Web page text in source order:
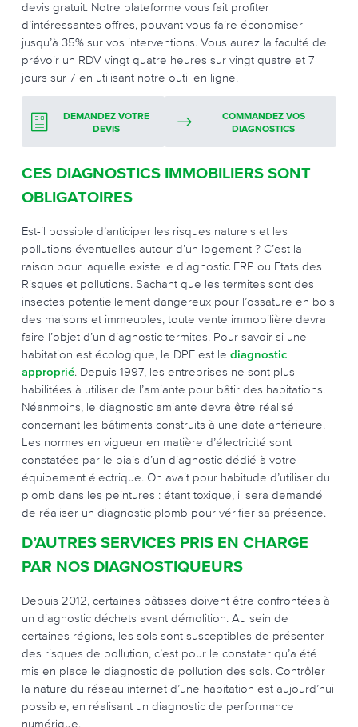
devis gratuit. Notre plateforme vous fait profiter
d’intéressantes offres, pouvant vous faire économiser
jusqu’à 35% sur vos interventions. Vous aurez la faculté de
prévoir un RDV vingt quatre heures sur vingt quatre et 7
jours sur 7 en utilisant notre outil en ligne.
DEMANDEZ VOTRE
DEVIS
COMMANDEZ VOS
DIAGNOSTICS
CES DIAGNOSTICS IMMOBILIERS SONT
OBLIGATOIRES
Est-il possible d’anticiper les risques naturels et les
pollutions éventuelles autour d’un logement ? C’est la
raison pour laquelle existe le diagnostic ERP ou Etats des
Risques et pollutions. Sachant que les termites sont des
insectes potentiellement dangereux pour l’ossature en bois
des maisons et immeubles, toute vente immobilière devra
faire l’objet d’un diagnostic termites. Pour savoir si une
habitation est écologique, le DPE est le diagnostic
approprié. Depuis 1997, les entreprises ne sont plus
habilitées à utiliser de l’amiante pour bâtir des habitations.
Néanmoins, le diagnostic amiante devra être réalisé
concernant les bâtiments construits à une date antérieure.
Les normes en vigueur en matière d’électricité sont
constatées par le biais d’un diagnostic dédié à votre
équipement électrique. On avait pour habitude d’utiliser du
plomb dans les peintures : étant toxique, il sera demandé
de réaliser un diagnostic plomb pour vérifier sa présence.
D’AUTRES SERVICES PRIS EN CHARGE
PAR NOS DIAGNOSTIQUEURS
Depuis 2012, certaines bâtisses doivent être confrontées à
un diagnostic déchets avant démolition. Au sein de
certaines régions, les sols sont susceptibles de présenter
des risques de pollution, c’est pour le constater qu’a été
mis en place le diagnostic de pollution des sols. Contrôler
la nature du réseau internet d’une habitation est aujourd’hui
possible, en réalisant un diagnostic de performance
numérique.